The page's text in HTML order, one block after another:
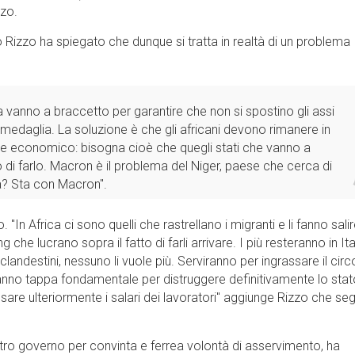
ha spiegato che dunque si tratta in realtà di un problema
vanno a braccetto per garantire che non si spostino gli assi
La soluzione è che gli africani devono rimanere in
economico: bisogna cioè che quegli stati che vanno a
farlo. Macron è il problema del Niger, paese che cerca di
Sta con Macron".
Africa ci sono quelli che rastrellano i migranti e li fanno
che lucrano sopra il fatto di farli arrivare. I più resteranno in
nessuno li vuole più. Serviranno per ingrassare il
tappa fondamentale per distruggere definitivamente lo
ulteriormente i salari dei lavoratori'' aggiunge Rizzo che
governo per convinta e ferrea volontà di asservimento, ha